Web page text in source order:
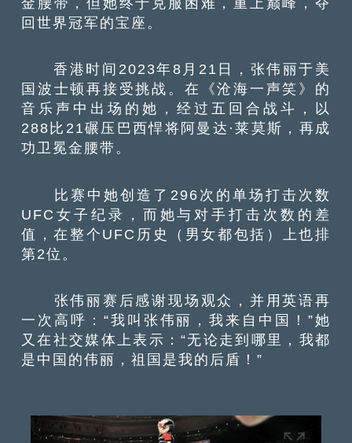
回世界冠军的宝座。
香港时间2023年8月21日，张伟丽于美
国波士顿再接受挑战。在《沧海一声笑》的
音乐声中出场的她，经过五回合战斗，以
288比21碾压巴西悍将阿曼达·莱莫斯，再成
功卫冕金腰带。
比赛中她创造了296次的单场打击次数
UFC女子纪录，而她与对手打击次数的差
值，在整个UFC历史（男女都包括）上也排
第2位。
张伟丽赛后感谢现场观众，并用英语再
一次高呼：“我叫张伟丽，我来自中国！”她
又在社交媒体上表示：“无论走到哪里，我都
是中国的伟丽，祖国是我的后盾！”